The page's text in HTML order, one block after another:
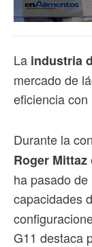
La industria
mercado de
eficiencia
Durante la
Roger Mittaz
ha pasado
capacidades
G11 destaca